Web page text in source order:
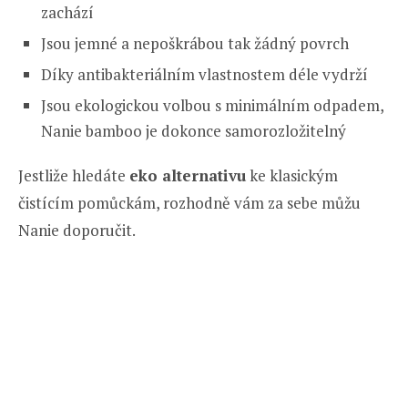
zachází
Jsou jemné a nepoškrábou tak žádný povrch
Díky antibakteriálním vlastnostem déle vydrží
Jsou ekologickou volbou s minimálním odpadem,
Nanie bamboo je dokonce samorozložitelný
Jestliže hledáte eko alternativuke klasickým
čistícím pomůckám, rozhodně vám za sebe můžu
Nanie doporučit.